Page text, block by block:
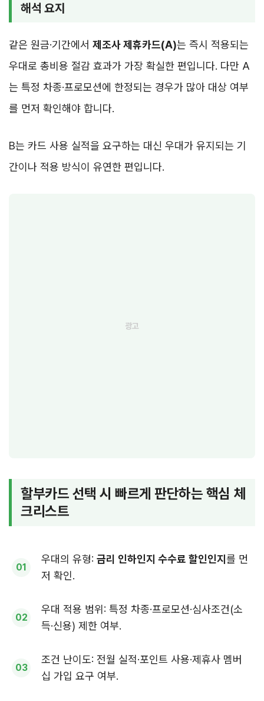
해석 요지
같은 원금·기간에서 제조사 제휴카드(A)는 즉시 적용되는
우대로 총비용 절감 효과가 가장 확실한 편입니다. 다만 A
는 특정 차종·프로모션에 한정되는 경우가 많아 대상 여부
를 먼저 확인해야 합니다.
B는 카드 사용 실적을 요구하는 대신 우대가 유지되는 기
간이나 적용 방식이 유연한 편입니다.
할부카드 선택 시 빠르게 판단하는 핵심 체
크리스트
우대의 유형: 금리 인하인지 수수료 할인인지를 먼
저 확인.
우대 적용 범위: 특정 차종·프로모션·심사조건(소
득·신용) 제한 여부.
조건 난이도: 전월 실적·포인트 사용·제휴사 멤버
십 가입 요구 여부.